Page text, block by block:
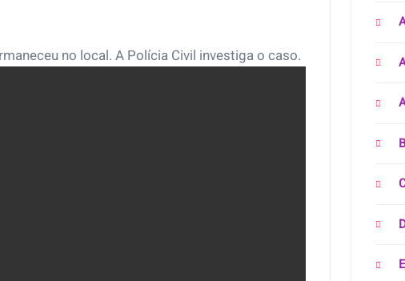
no local. A Polícia Civil investiga o caso.